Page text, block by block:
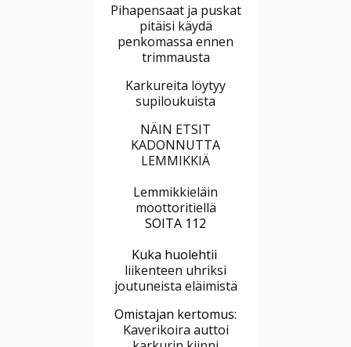
Pihapensaat ja puskat
pitäisi käydä
penkomassa ennen
trimmausta
Karkureita löytyy
supiloukuista
NÄIN ETSIT
KADONNUTTA
LEMMIKKIÄ
Lemmikkieläin
moottoritiellä
SOITA 112
Kuka huolehtii
liikenteen uhriksi
joutuneista eläimistä
Omistajan kertomus:
Kaverikoira auttoi